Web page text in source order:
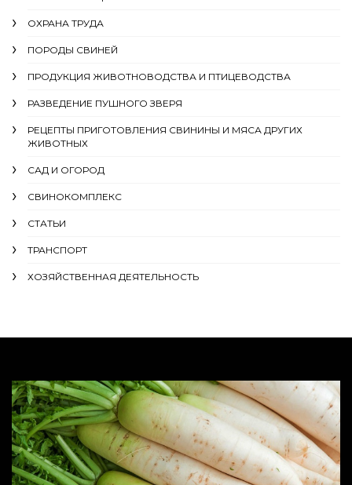
ОХРАНА ТРУДА
ПОРОДЫ СВИНЕЙ
ПРОДУКЦИЯ ЖИВОТНОВОДСТВА И ПТИЦЕВОДСТВА
РАЗВЕДЕНИЕ ПУШНОГО ЗВЕРЯ
РЕЦЕПТЫ ПРИГОТОВЛЕНИЯ СВИНИНЫ И МЯСА ДРУГИХ
ЖИВОТНЫХ
САД И ОГОРОД
СВИНОКОМПЛЕКС
СТАТЬИ
ТРАНСПОРТ
ХОЗЯЙСТВЕННАЯ ДЕЯТЕЛЬНОСТЬ